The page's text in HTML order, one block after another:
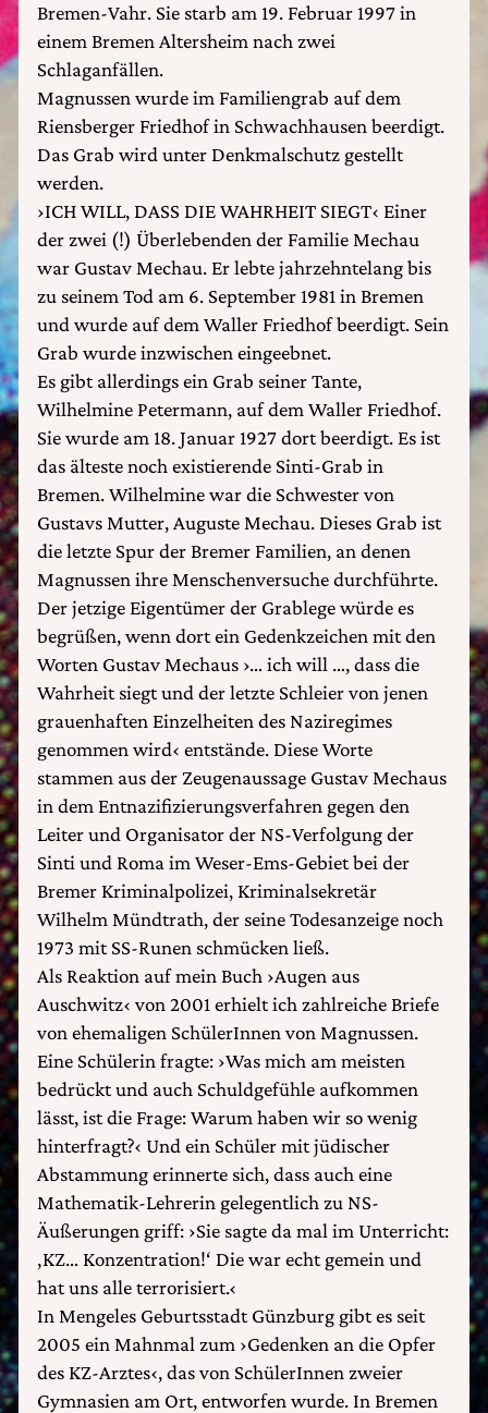
Bremen-Vahr. Sie starb am 19. Februar 1997 in
einem Bremen Altersheim nach zwei
Schlaganfällen.
Magnussen wurde im Familiengrab auf dem
Riensberger Friedhof in Schwachhausen beerdigt.
Das Grab wird unter Denkmalschutz gestellt
werden.
›ICH WILL, DASS DIE WAHRHEIT SIEGT‹ Einer
der zwei (!) Überlebenden der Familie Mechau
war Gustav Mechau. Er lebte jahrzehntelang bis
zu seinem Tod am 6. September 1981 in Bremen
und wurde auf dem Waller Friedhof beerdigt. Sein
Grab wurde inzwischen eingeebnet.
Es gibt allerdings ein Grab seiner Tante,
Wilhelmine Petermann, auf dem Waller Friedhof.
Sie wurde am 18. Januar 1927 dort beerdigt. Es ist
das älteste noch existierende Sinti-Grab in
Bremen. Wilhelmine war die Schwester von
Gustavs Mutter, Auguste Mechau. Dieses Grab ist
die letzte Spur der Bremer Familien, an denen
Magnussen ihre Menschenversuche durchführte.
Der jetzige Eigentümer der Grablege würde es
begrüßen, wenn dort ein Gedenkzeichen mit den
Worten Gustav Mechaus ›… ich will …, dass die
Wahrheit siegt und der letzte Schleier von jenen
grauenhaften Einzelheiten des Naziregimes
genommen wird‹ entstände. Diese Worte
stammen aus der Zeugenaussage Gustav Mechaus
in dem Entnazifizierungsverfahren gegen den
Leiter und Organisator der NS-Verfolgung der
Sinti und Roma im Weser-Ems-Gebiet bei der
Bremer Kriminalpolizei, Kriminalsekretär
Wilhelm Mündtrath, der seine Todesanzeige noch
1973 mit SS-Runen schmücken ließ.
Als Reaktion auf mein Buch ›Augen aus
Auschwitz‹ von 2001 erhielt ich zahlreiche Briefe
von ehemaligen SchülerInnen von Magnussen.
Eine Schülerin fragte: ›Was mich am meisten
bedrückt und auch Schuldgefühle aufkommen
lässt, ist die Frage: Warum haben wir so wenig
hinterfragt?‹ Und ein Schüler mit jüdischer
Abstammung erinnerte sich, dass auch eine
Mathematik-Lehrerin gelegentlich zu NS-
Äußerungen griff: ›Sie sagte da mal im Unterricht:
‚KZ… Konzentration!‘ Die war echt gemein und
hat uns alle terrorisiert.‹
In Mengeles Geburtsstadt Günzburg gibt es seit
2005 ein Mahnmal zum ›Gedenken an die Opfer
des KZ-Arztes‹, das von SchülerInnen zweier
Gymnasien am Ort, entworfen wurde. In Bremen